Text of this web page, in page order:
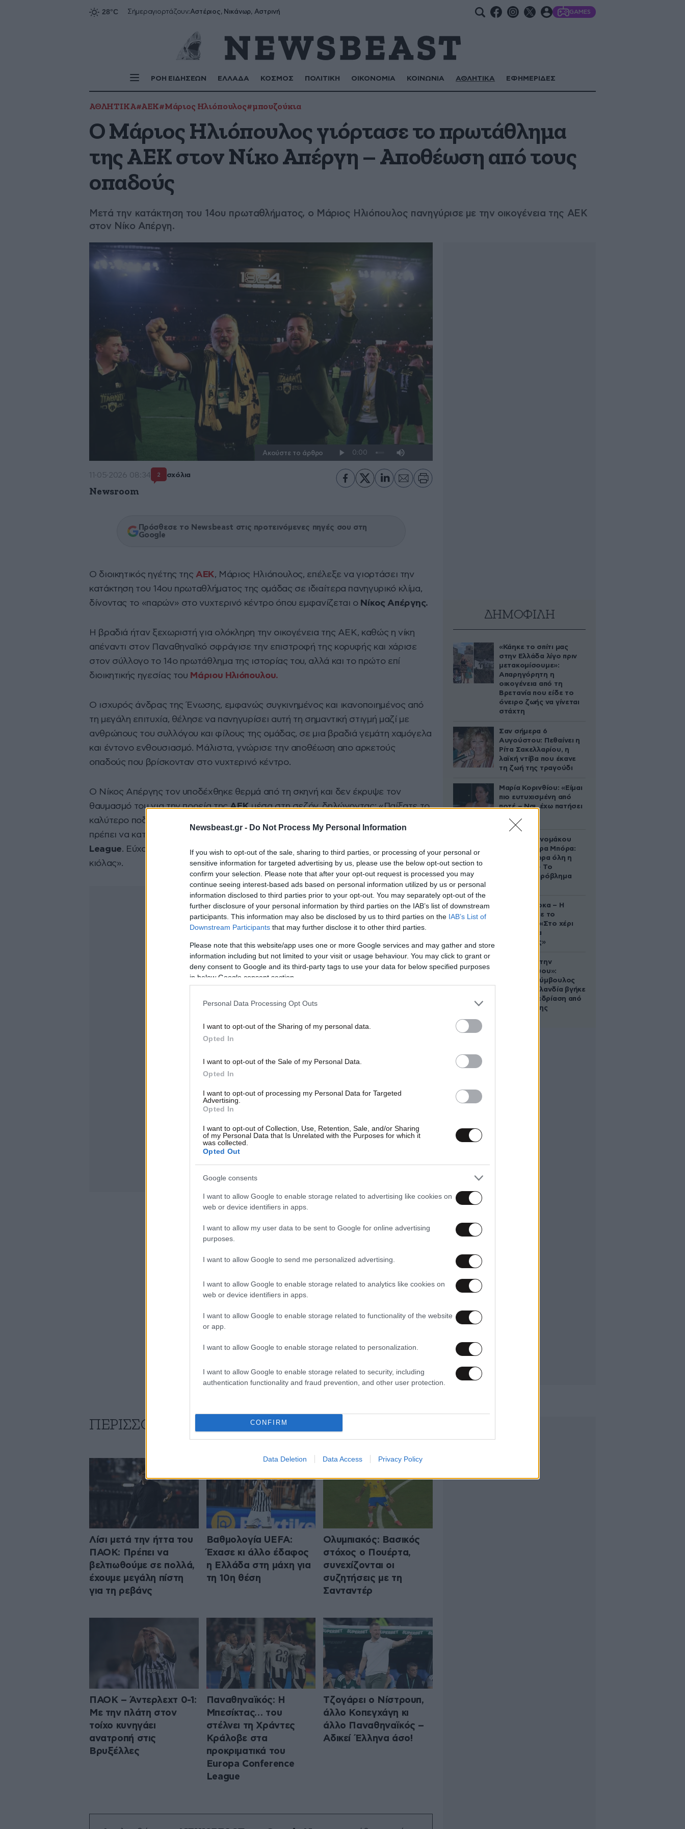
Newsbeast.gr - Do Not Process My Personal Information
If you wish to opt-out of the sale, sharing to third parties, or processing of your personal or
sensitive information for targeted advertising by us, please use the below opt-out section to
confirm your selection. Please note that after your opt-out request is processed you may
continue seeing interest-based ads based on personal information utilized by us or personal
information disclosed to third parties prior to your opt-out. You may separately opt-out of the
further disclosure of your personal information by third parties on the IAB’s list of downstream
participants. This information may also be disclosed by us to third parties on the IAB’s List of
Downstream Participants that may further disclose it to other third parties.
Please note that this website/app uses one or more Google services and may gather and store
information including but not limited to your visit or usage behaviour. You may click to grant or
deny consent to Google and its third-party tags to use your data for below specified purposes
in below Google consent section.
Personal Data Processing Opt Outs
I want to opt-out of the Sharing of my personal data.
Opted In
I want to opt-out of the Sale of my Personal Data.
Opted In
I want to opt-out of processing my Personal Data for Targeted
Advertising.
Opted In
I want to opt-out of Collection, Use, Retention, Sale, and/or Sharing
of my Personal Data that Is Unrelated with the Purposes for which it
was collected.
Opted Out
Google consents
I want to allow Google to enable storage related to advertising like cookies on
web or device identifiers in apps.
I want to allow my user data to be sent to Google for online advertising
purposes.
I want to allow Google to send me personalized advertising.
I want to allow Google to enable storage related to analytics like cookies on
web or device identifiers in apps.
I want to allow Google to enable storage related to functionality of the website
or app.
I want to allow Google to enable storage related to personalization.
I want to allow Google to enable storage related to security, including
authentication functionality and fraud prevention, and other user protection.
CONFIRM
Data Deletion Data Access Privacy Policy
Σήμεραγιορτάζουν:Αστέριος, Νικάνωρ, Αστρινή GAMES
ΡΟΗ ΕΙΔΗΣΕΩΝ ΕΛΛΑΔΑ ΚΟΣΜΟΣ ΠΟΛΙΤΙΚΗ ΟΙΚΟΝΟΜΙΑ ΚΟΙΝΩΝΙΑ ΑΘΛΗΤΙΚΑ ΕΦΗΜΕΡΙΔΕΣ
ΑΘΛΗΤΙΚΑ#ΑΕΚ#Μάριος Ηλιόπουλος#μπουζούκια
Ο Μάριος Ηλιόπουλος γιόρτασε το πρωτάθλημα
της ΑΕΚ στον Νίκο Απέργη – Αποθέωση από τους
οπαδούς
Μετά την κατάκτηση του 14ου πρωταθλήματος, ο Μάριος Ηλιόπουλος πανηγύρισε με την οικογένεια της ΑΕΚ
στον Νίκο Απέργη.
Ακούστε το άρθρο
11·05·2026 08:34 2 σχόλια
Newsroom
Πρόσθεσε το Newsbeast στις προτεινόμενες πηγές σου στη
Google
Ο διοικητικός ηγέτης της ΑΕΚ, Μάριος Ηλιόπουλος, επέλεξε να γιορτάσει την
κατάκτηση του 14ου πρωταθλήματος της ομάδας σε ιδιαίτερα πανηγυρικό κλίμα,
δίνοντας το «παρών» στο νυχτερινό κέντρο όπου εμφανίζεται ο Νίκος Απέργης.
Η βραδιά ήταν ξεχωριστή για ολόκληρη την οικογένεια της ΑΕΚ, καθώς η νίκη
απέναντι στον Παναθηναϊκό σφράγισε την επιστροφή της κορυφής και χάρισε
στον σύλλογο το 14ο πρωτάθλημα της ιστορίας του, αλλά και το πρώτο επί
διοικητικής ηγεσίας του Μάριου Ηλιόπουλου.
Ο ισχυρός άνδρας της Ένωσης, εμφανώς συγκινημένος και ικανοποιημένος από
τη μεγάλη επιτυχία, θέλησε να πανηγυρίσει αυτή τη σημαντική στιγμή μαζί με
ανθρώπους του συλλόγου και φίλους της ομάδας, σε μια βραδιά γεμάτη χαμόγελα
και έντονο ενθουσιασμό. Μάλιστα, γνώρισε την αποθέωση απο αρκετούς
οπαδούς που βρίσκονταν στο νυχτερινό κέντρο.
Ο Νίκος Απέργης τον υποδέχθηκε θερμά από τη σκηνή και δεν έκρυψε τον
θαυμασμό του για την πορεία τηςΑΕΚμέσα στη σεζόν, δηλώνοντας: «Παίξατε το
καλύτερο ποδόσφαιρο φέτος και έτσι πρέπει να γίνεται. Όποιος παίζει καλύτερα
πρέπει να κατακτά το πρωτάθλημα. Συγχαρητήρια στην ΑΕΚ. Και τώρα
League. Εύχομαι να έχει μια εξαιρετική πορεία. Και γιατί όχι, να το κατακτήσετε
κιόλας».
ΔΗΜΟΦΙΛΗ
«Κάηκε το σπίτι μας
στην Ελλάδα λίγο πριν
μετακομίσουμε»:
Απαρηγόρητη η
οικογένεια από τη
Βρετανία που είδε το
όνειρο ζωής να γίνεται
στάχτη
Σαν σήμερα 6
Αυγούστου: Πεθαίνει η
Ρίτα Σακελλαρίου, η
λαϊκή ντίβα που έκανε
τη ζωή της τραγούδι
Μαρία Κορινθίου: «Είμαι
πιο ευτυχισμένη από
ποτέ – Ναι, έχω πατήσει
Αθηνά Οικονομάκου
από τα Μπόρα Μπόρα:
«Έσκασε τώρα όλη η
κούραση» – Το
απρόοπτο πρόβλημα
Δανάη Μπάρκα – Η
ανάρτηση με το
σάντουιτς: «Στο χέρι
σου είναι να
αδυνατίσεις»
«Βλέπουμε την
μπουγάδα σου»:
Δημοτική σύμβουλος
στη Νέα Ζηλανδία βγήκε
live σε συνεδρίαση από
το μπάνιο της
ΠΕΡΙΣΣΟΤΕΡΑ ΑΠΟ ΤA ΑΘΛΗΤΙΚΑ
Λίσι μετά την ήττα του
ΠΑΟΚ: Πρέπει να
βελτιωθούμε σε πολλά,
έχουμε μεγάλη πίστη
για τη ρεβάνς
Βαθμολογία UEFA:
Έχασε κι άλλο έδαφος
η Ελλάδα στη μάχη για
τη 10η θέση
Ολυμπιακός: Βασικός
στόχος ο Πουέρτα,
συνεχίζονται οι
συζητήσεις με τη
Σανταντέρ
ΠΑΟΚ – Άντερλεχτ 0-1:
Με την πλάτη στον
τοίχο κυνηγάει
ανατροπή στις
Βρυξέλλες
Παναθηναϊκός: Η
Μπεσίκτας… του
στέλνει τη Χράντες
Κράλοβε στα
προκριματικά του
Europa Conference
League
Τζογάρει ο Νίστρουπ,
άλλο Κοπεγχάγη κι
άλλο Παναθηναϊκός –
Αδικεί Έλληνα άσο!